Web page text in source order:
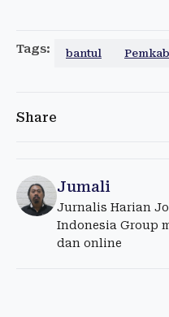
Tags: bantul
Share
Jumali
Jurnalis Harian
Indonesia Group
dan online